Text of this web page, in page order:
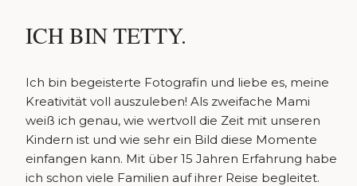
ICH BIN TETTY.
Ich bin begeisterte Fotografin und liebe es, meine
Kreativität voll auszuleben! Als zweifache Mami
weiß ich genau, wie wertvoll die Zeit mit unseren
Kindern ist und wie sehr ein Bild diese Momente
einfangen kann. Mit über 15 Jahren Erfahrung habe
ich schon viele Familien auf ihrer Reise begleitet.